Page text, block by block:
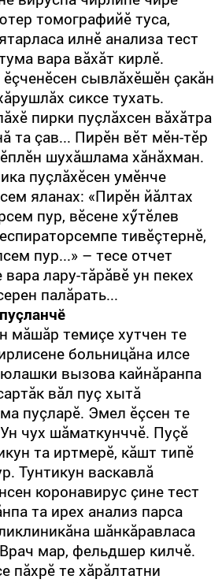
томографийӗ туса,
илнӗ анализа тест
вара вăхăт кирлӗ.
сывлăхӗшӗн çакăн
сиксе тухать.
пирки пуçлăхсен вăхăтра
та çав... Пирӗн вӗт мӗн-тӗр
шухăшлама хăнăхман.
пуçлăхӗсен умӗнче
яланах: «Пирӗн йăлтах
пур, вӗсене хӳтӗлев
тивӗçтернӗ,
пур...» – тесе отчет
лару-тăрăвӗ ун пекех
палăрать...
мăшăр темиçе хутчен те
больницăна илсе
юлашки вызова кайнăранпа
вăл пуç хытă
пуçларӗ. Эмел ӗçсен те
чух шăматкунччӗ. Пуçӗ
та иртмерӗ, кăшт типӗ
Тунтикун васкавлă
коронавирус çине тест
та ирех анализ парса
шăнкăравласа
мар, фельдшер килчӗ.
пăхрӗ те хăрăлтатни